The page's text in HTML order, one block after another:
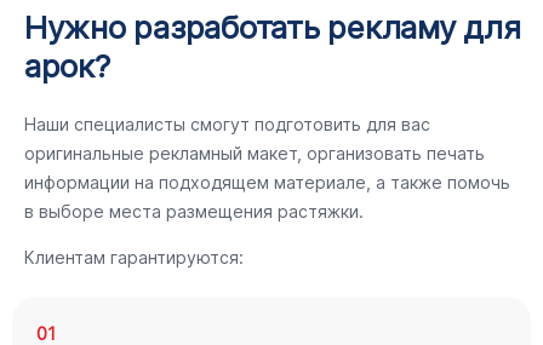
Нужно разработать рекламу для
арок?
Наши специалисты смогут подготовить для вас
оригинальные рекламный макет, организовать печать
информации на подходящем материале, а также помочь
в выборе места размещения растяжки.
Клиентам гарантируются:
01